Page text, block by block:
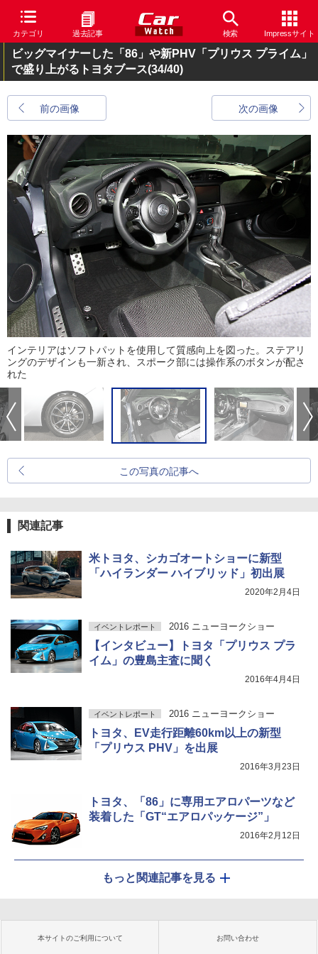
カテゴリ 過去記事 検索 Impressサイト
ビッグマイナーした「86」や新PHV「プリウス プライム」
で盛り上がるトヨタブース(34/40)
前の画像 次の画像
インテリアはソフトパットを使用して質感向上を図った。ステアリ
ングのデザインも一新され、スポーク部には操作系のボタンが配さ
れた
この写真の記事へ
関連記事
米トヨタ、シカゴオートショーに新型
「ハイランダー ハイブリッド」初出展
2020年2月4日
イベントレポート 2016 ニューヨークショー
【インタビュー】トヨタ「プリウス プラ
イム」の豊島主査に聞く
2016年4月4日
イベントレポート 2016 ニューヨークショー
トヨタ、EV走行距離60km以上の新型
「プリウス PHV」を出展
2016年3月23日
トヨタ、「86」に専用エアロパーツなど
装着した「GT“エアロパッケージ”」
2016年2月12日
もっと関連記事を見る
本サイトのご利用について お問い合わせ